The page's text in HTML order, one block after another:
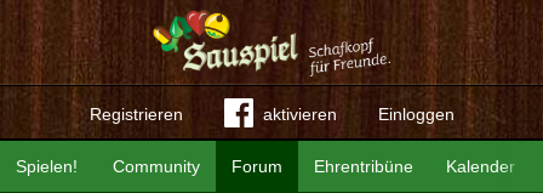
Registrieren aktivieren Einloggen
Community Forum Ehrentribüne Kalender
Spielen!